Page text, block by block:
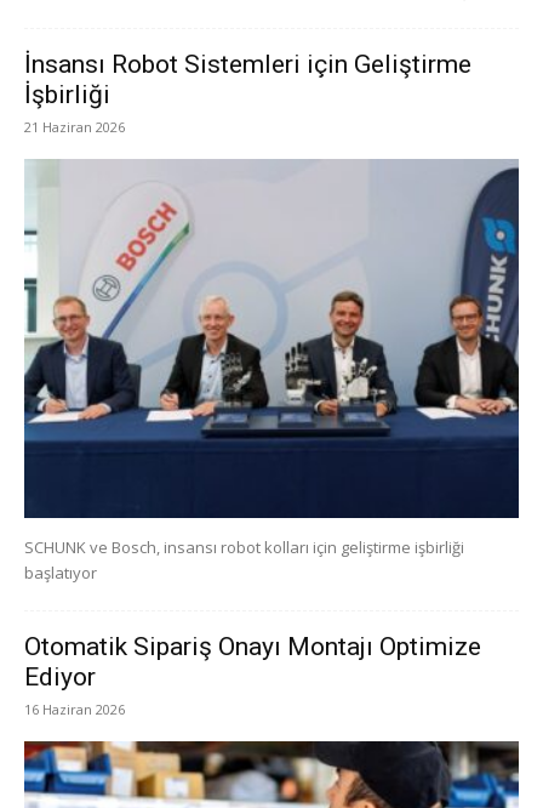
İnsansı Robot Sistemleri için Geliştirme
İşbirliği
21 Haziran 2026
SCHUNK ve Bosch, insansı robot kolları için geliştirme işbirliği
başlatıyor
Otomatik Sipariş Onayı Montajı Optimize
Ediyor
16 Haziran 2026